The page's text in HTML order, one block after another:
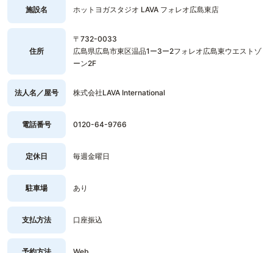
施設名 ホットヨガスタジオ LAVA フォレオ広島東店
住所
〒732-0033
広島県広島市東区温品1ー3ー2フォレオ広島東ウエストゾ
ーン2F
法人名／屋号 株式会社LAVA International
電話番号 0120-64-9766
定休日 毎週金曜日
駐車場 あり
支払方法 口座振込